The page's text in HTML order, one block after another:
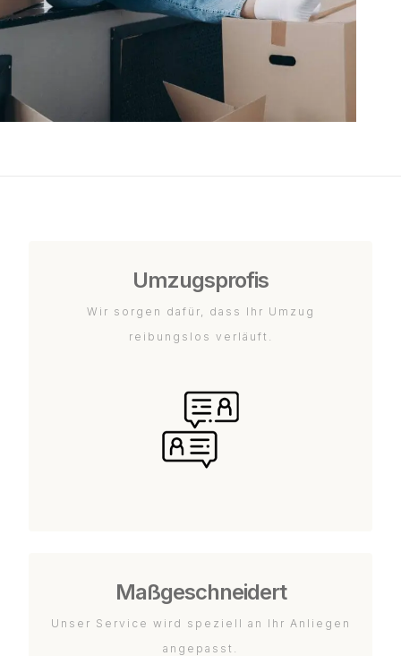
Umzugsprofis
Wir sorgen dafür, dass Ihr Umzug
reibungslos verläuft.
Maßgeschneidert
Unser Service wird speziell an Ihr Anliegen
angepasst.